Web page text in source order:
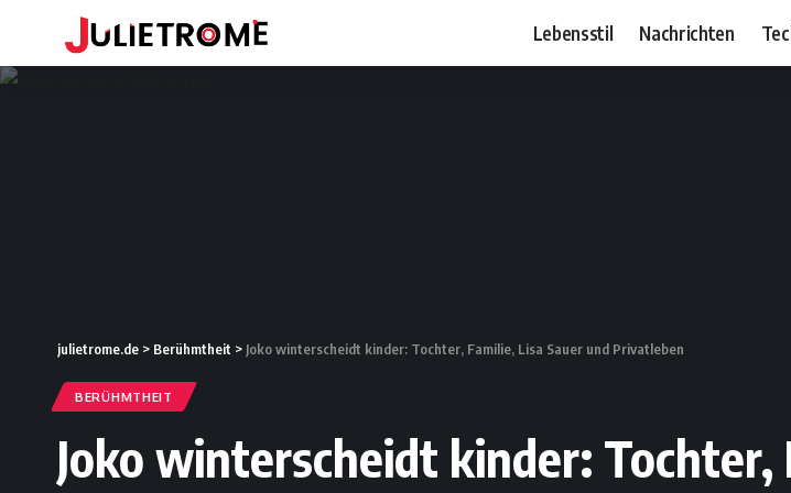
Lebensstil Nachrichten
julietrome.de > Berühmtheit > Joko winterscheidt kinder: Tochter, Familie, Lisa Sauer und Privatleben
BERÜHMTHEIT
Joko winterscheidt kinder: Tochter,